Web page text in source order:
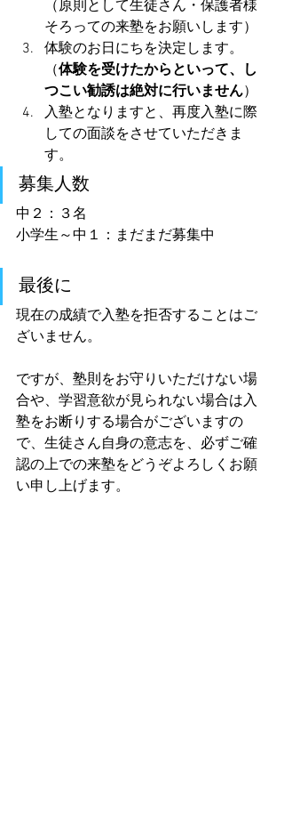
（原則として生徒さん・保護者様
そろっての来塾をお願いします）
体験のお日にちを決定します。
（体験を受けたからといって、し
つこい勧誘は絶対に行いません）
入塾となりますと、再度入塾に際
しての面談をさせていただきま
す。
募集人数
中２：３名
小学生～中１：まだまだ募集中
最後に
現在の成績で入塾を拒否することはご
ざいません。
ですが、塾則をお守りいただけない場
合や、学習意欲が見られない場合は入
塾をお断りする場合がございますの
で、生徒さん自身の意志を、必ずご確
認の上での来塾をどうぞよろしくお願
い申し上げます。